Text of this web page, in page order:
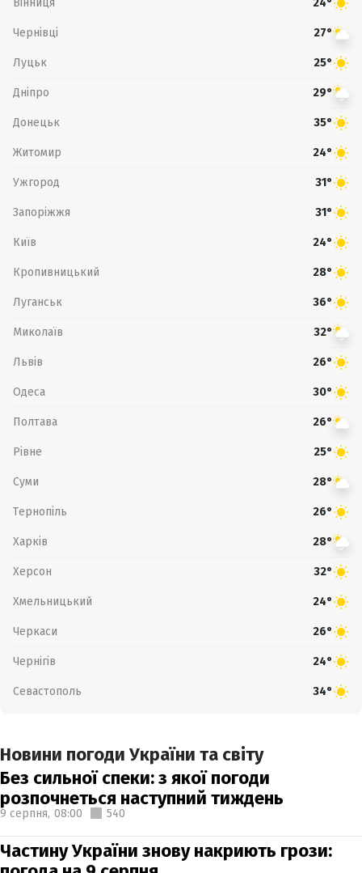
24°
Чернівці 27°
Луцьк 25°
Дніпро 29°
Донецьк 35°
Житомир 24°
Ужгород 31°
Запоріжжя 31°
Київ 24°
Кропивницький 28°
Луганськ 36°
Миколаїв 32°
Львів 26°
Одеса 30°
Полтава 26°
Рівне 25°
Суми 28°
Тернопіль 26°
Харків 28°
Херсон 32°
Хмельницький 24°
Черкаси 26°
Чернігів 24°
Севастополь 34°
Новини погоди України та світу
Без сильної спеки: з якої погоди
розпочнеться наступний тиждень
9 серпня, 08:00 540
Частину України знову накриють грози: